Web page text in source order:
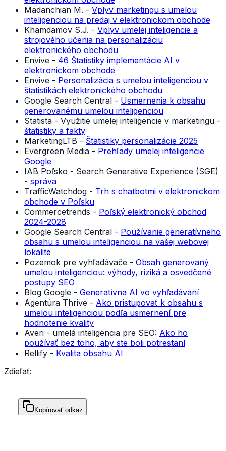
Madanchian M. - Vplyv marketingu s umelou
inteligenciou na predaj v elektronickom obchode
Khamdamov S.J. - Vplyv umelej inteligencie a
strojového učenia na personalizáciu
elektronického obchodu
Envive - 46 Štatistiky implementácie AI v
elektronickom obchode
Envive - Personalizácia s umelou inteligenciou v
štatistikách elektronického obchodu
Google Search Central - Usmernenia k obsahu
generovanému umelou inteligenciou
Statista - Využitie umelej inteligencie v marketingu -
štatistiky a fakty
MarketingLTB - Štatistiky personalizácie 2025
Evergreen Media - Prehľady umelej inteligencie
Google
IAB Poľsko - Search Generative Experience (SGE)
- správa
TrafficWatchdog - Trh s chatbotmi v elektronickom
obchode v Poľsku
Commercetrends - Poľský elektronický obchod
2024-2028
Google Search Central - Používanie generatívneho
obsahu s umelou inteligenciou na vašej webovej
lokalite
Pozemok pre vyhľadávače - Obsah generovaný
umelou inteligenciou: výhody, riziká a osvedčené
postupy SEO
Blog Google - Generatívna AI vo vyhľadávaní
Agentúra Thrive - Ako pristupovať k obsahu s
umelou inteligenciou podľa usmernení pre
hodnotenie kvality
Averi - umelá inteligencia pre SEO: Ako ho
používať bez toho, aby ste boli potrestaní
Rellify - Kvalita obsahu AI
Zdieľať:
Kopírovať odkaz